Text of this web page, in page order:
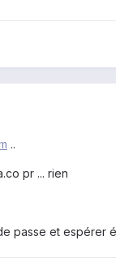
..
pr ... rien
passe et espérer